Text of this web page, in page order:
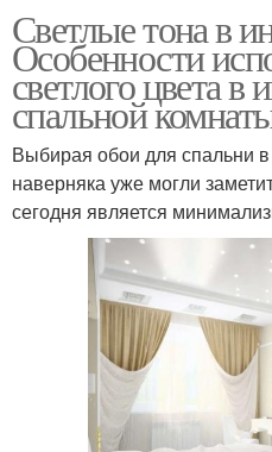
Светлые тона в
Особенности
светлого цвета в
спальной
Выбирая обои для спальни
наверняка уже могли
сегодня является